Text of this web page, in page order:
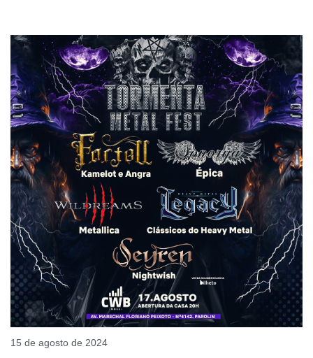
15 de agosto de 2024